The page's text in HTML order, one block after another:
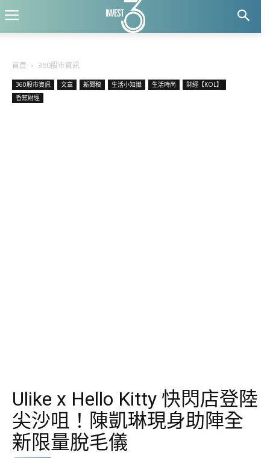
首頁 360股市資訊
360股市資訊 文章 新聞稿 生活小知識 生活時尚
財經【KOL】
香蕉財經
Ulike x Hello Kitty 快閃店登陸
尖沙咀！陳凱琳現身助陣全
新限量脫毛儀